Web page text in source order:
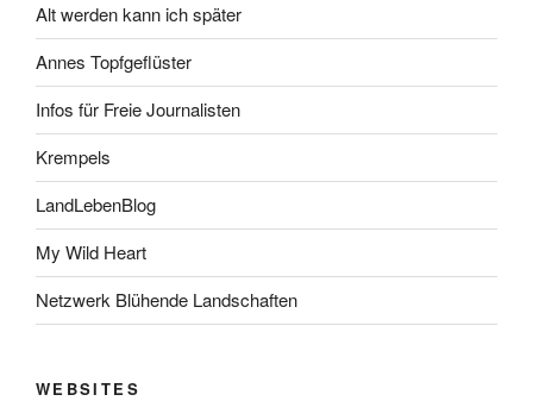
Alt werden kann ich später
Annes Topfgeflüster
Infos für Freie Journalisten
Krempels
LandLebenBlog
My Wild Heart
Netzwerk Blühende Landschaften
WEBSITES